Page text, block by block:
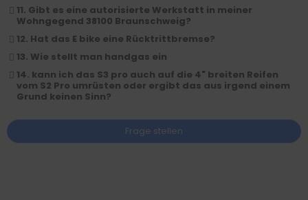
11. Gibt es eine autorisierte Werkstatt in meiner
Wohngegend 38100 Braunschweig?
12. Hat das E bike eine Rücktrittbremse?
13. Wie stellt man handgas ein
14. kann ich das S3 pro auch auf die 4" breiten Reifen
vom S2 Pro umrüsten oder ergibt das aus irgend einem
Grund keinen Sinn?
Frage stellen